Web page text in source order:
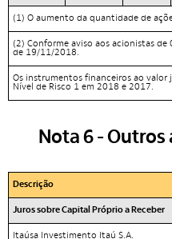
(1) O aumento da quantidade de
(2) Conforme aviso aos acionistas
de 19/11/2018.
Os instrumentos financeiros ao
Nível de Risco 1 em 2018 e 2017.
Nota 6 -
Descrição
Juros sobre Capital Próprio a Receber
Itaúsa Investimento Itaú S.A.